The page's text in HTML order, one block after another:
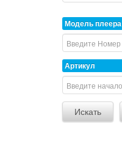
Модель плеера
Артикул